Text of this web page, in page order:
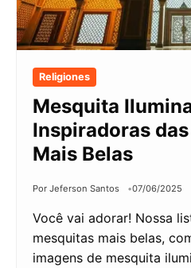
Religiones
Mesquita
Inspiradoras
Mais Belas
Por Jeferson Santos 07/06/2025
Você vai adorar! Nossa
mesquitas mais belas,
imagens de mesquita